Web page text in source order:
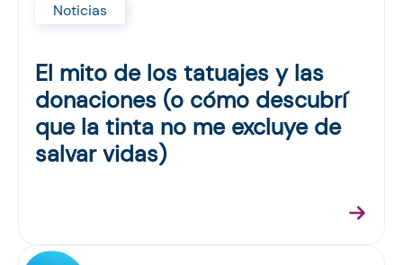
Noticias
El mito de los tatuajes y las
donaciones (o cómo descubrí
que la tinta no me excluye de
salvar vidas)